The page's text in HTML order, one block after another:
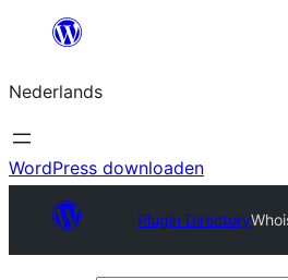
de
inhoud
Nederlands
WordPress downloaden
Plugin Directory